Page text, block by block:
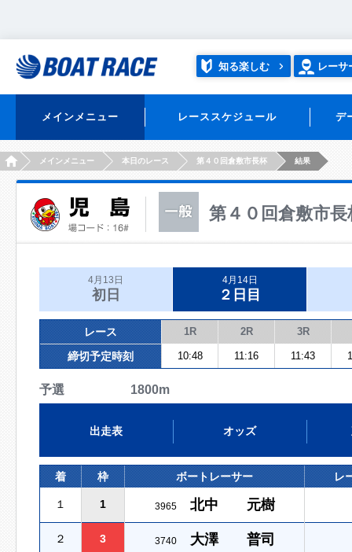
知る楽しむ レーサ
メインメニュー レーススケジュール デ
HOMEメインメニュー 本日のレース 第４０回倉敷市長杯 結果
第４０回倉敷市長
4月13日
初日
4月14日
２日目
レース 1R 2R 3R
締切予定時刻 10:48 11:16 11:43
予選 1800m
出走表 オッズ
着 枠 ボートレーサー レ
１ 1 3965 北中 元樹
２ 3 3740 大澤 普司